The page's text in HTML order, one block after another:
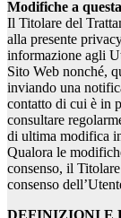
Modifiche a
Il Titolare del
alla presente
informazione agli
Sito Web nonché,
inviando una
contatto di cui è in
consultare
di ultima modifica
Qualora le
consenso, il
consenso
DEFINIZIONI E